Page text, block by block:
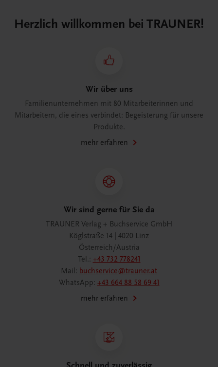
Herzlich willkommen bei TRAUNER!
Wir über uns
Familienunternehmen mit 80 Mitarbeiterinnen und
Mitarbeitern, die eines verbindet: Begeisterung für unsere
Produkte.
mehr erfahren
Wir sind gerne für Sie da
TRAUNER Verlag + Buchservice GmbH
Köglstraße 14 | 4020 Linz
Österreich/Austria
Tel.: +43 732 778241
Mail: buchservice@trauner.at
WhatsApp: +43 664 88 58 69 41
mehr erfahren